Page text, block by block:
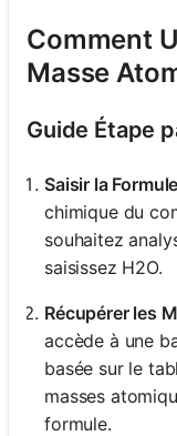
Comment
Masse
Guide Étape
Saisir la
chimique du
souhaitez
saisissez H2O.
Récupérer les
accède à une
basée sur le
masses
formule.